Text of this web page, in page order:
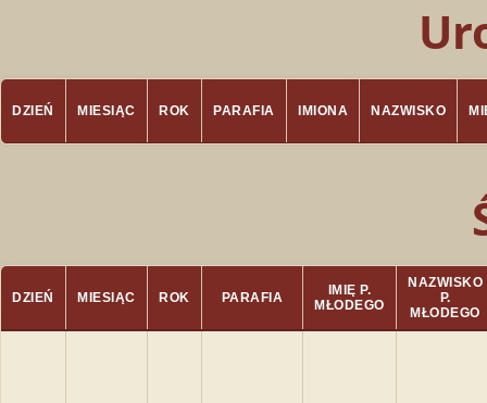
DZIEŃ MIESIĄC ROK PARAFIA IMIONA NAZWISKO
DZIEŃ MIESIĄC ROK PARAFIA
IMIĘ P.
MŁODEGO
NAZWISKO
P.
MŁODEGO